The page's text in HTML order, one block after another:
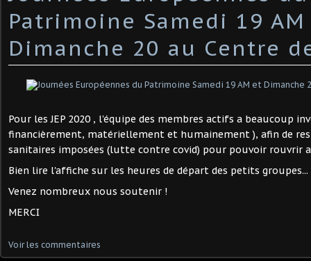
Patrimoine Samedi 19
Dimanche 20 au Centre
Pour les JEP 2020 , l'équipe des membres actifs a beaucoup
financièrement, matériellement et humainement ), afin de
sanitaires imposées (lutte contre covid) pour pouvoir rouvrir
Bien lire l'affiche sur les heures de départ des petits groupes...
Venez nombreux nous soutenir !
MERCI
Voir les commentaires